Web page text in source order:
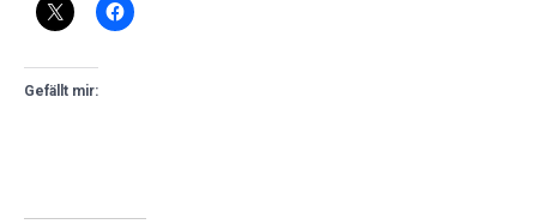
Gefällt mir: